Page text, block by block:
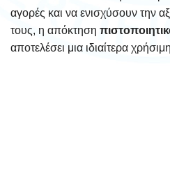
αγορές και να ενισχύσουν την
τους, η απόκτηση
αποτελέσει μια ιδιαίτερα